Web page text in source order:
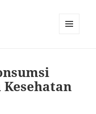
Kesehatan